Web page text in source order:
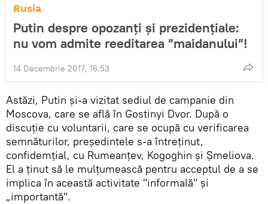
Rusia
Putin despre opozanți și prezidențiale:
nu vom admite reeditarea ”maidanului”!
14 Decembrie 2017, 16:53
Astăzi, Putin și-a vizitat sediul de campanie din
Moscova, care se află în Gostinyi Dvor. După o
discuție cu voluntarii, care se ocupă cu verificarea
semnăturilor, președintele s-a întreținut,
confidemțial, cu Rumeanțev, Kogoghin și Șmeliova.
El a ținut să le mulțumească pentru acceptul de a se
implica în această activitate "informală" și
„importantă".